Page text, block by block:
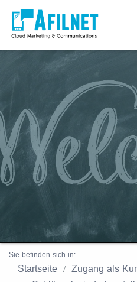
Sie befinden sich in:
Startseite
Zugang als